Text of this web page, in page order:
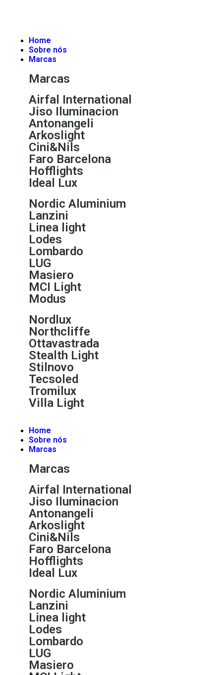
Home
Sobre nós
Marcas
Marcas
Airfal International
Jiso Iluminacion
Antonangeli
Arkoslight
Cini&Nils
Faro Barcelona
Hofflights
Ideal Lux
Nordic Aluminium
Lanzini
Linea light
Lodes
Lombardo
LUG
Masiero
MCI Light
Modus
Nordlux
Northcliffe
Ottavastrada
Stealth Light
Stilnovo
Tecsoled
Tromilux
Villa Light
Home
Sobre nós
Marcas
Marcas
Airfal International
Jiso Iluminacion
Antonangeli
Arkoslight
Cini&Nils
Faro Barcelona
Hofflights
Ideal Lux
Nordic Aluminium
Lanzini
Linea light
Lodes
Lombardo
LUG
Masiero